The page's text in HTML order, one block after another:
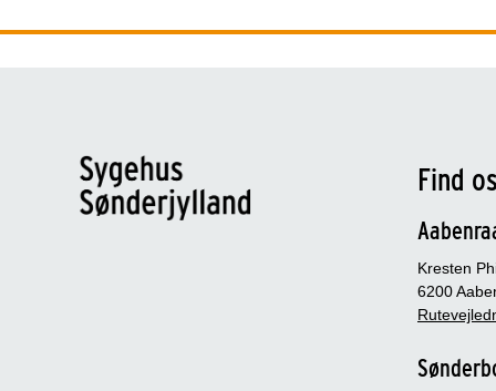
Find os
Kresten
6200